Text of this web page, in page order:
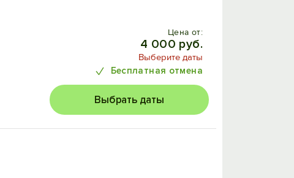
Цена от:
4 000 руб.
Выберите даты
Бесплатная отмена
Выбрать даты